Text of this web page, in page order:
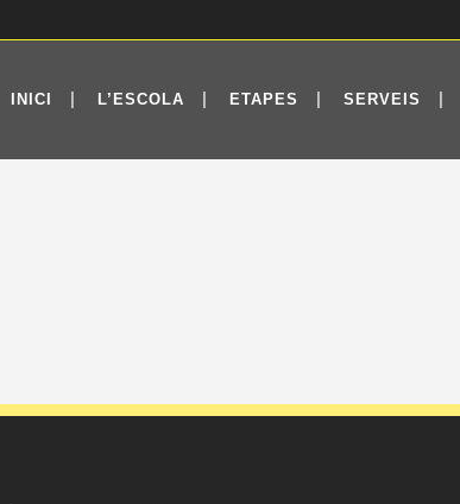
INICI L’ESCOLA ETAPES SERVEIS